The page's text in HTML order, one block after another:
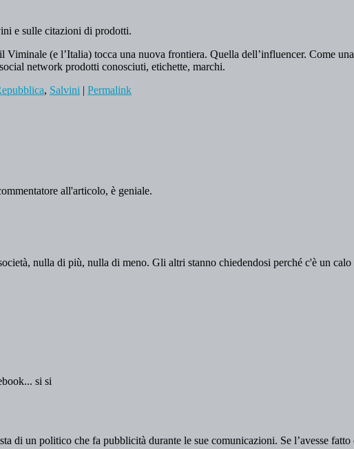
e sulle citazioni di prodotti.
(e l’Italia) tocca una nuova frontiera. Quella dell’influencer. Come una
network prodotti conosciuti, etichette, marchi.
, Salvini | Permalink